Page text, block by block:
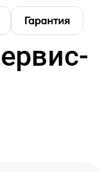
Гарантия